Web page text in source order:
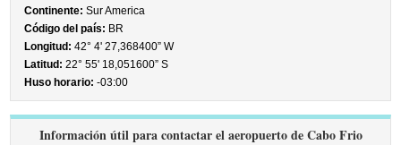
Continente: Sur America
Código del país: BR
Longitud: 42° 4' 27,368400” W
Latitud: 22° 55' 18,051600” S
Huso horario: -03:00
Información útil para contactar el aeropuerto de Cabo Frio